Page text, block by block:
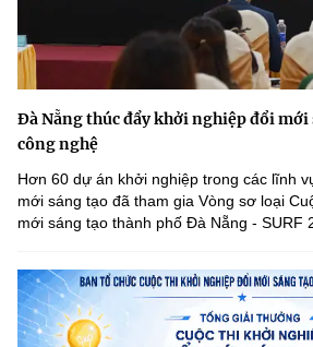
©2026 Bản quyền thuộc Bộ Khoa Học và
(Ghi rõ nguồn "https://mst.gov.vn" khi phát
website này)
Đà Nẵng thúc đẩy khởi nghiệp đổi mới
công nghệ
Hơn 60 dự án khởi nghiệp trong các lĩnh
mới sáng tạo đã tham gia Vòng sơ loại
mới sáng tạo thành phố Đà Nẵng - SURF